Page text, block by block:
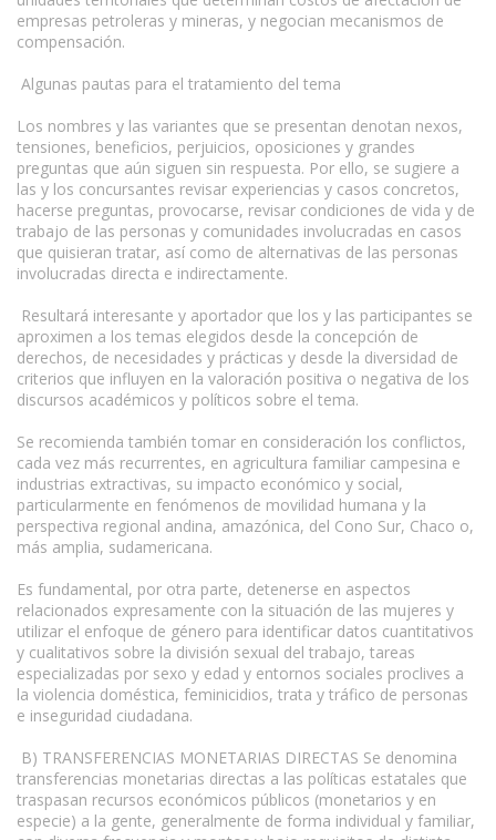
empresas petroleras y mineras, y negocian mecanismos de
compensación.
Algunas pautas para el tratamiento del tema
Los nombres y las variantes que se presentan denotan nexos,
tensiones, beneficios, perjuicios, oposiciones y grandes
preguntas que aún siguen sin respuesta. Por ello, se sugiere a
las y los concursantes revisar experiencias y casos concretos,
hacerse preguntas, provocarse, revisar condiciones de vida y de
trabajo de las personas y comunidades involucradas en casos
que quisieran tratar, así como de alternativas de las personas
involucradas directa e indirectamente.
Resultará interesante y aportador que los y las participantes se
aproximen a los temas elegidos desde la concepción de
derechos, de necesidades y prácticas y desde la diversidad de
criterios que influyen en la valoración positiva o negativa de los
discursos académicos y políticos sobre el tema.
Se recomienda también tomar en consideración los conflictos,
cada vez más recurrentes, en agricultura familiar campesina e
industrias extractivas, su impacto económico y social,
particularmente en fenómenos de movilidad humana y la
perspectiva regional andina, amazónica, del Cono Sur, Chaco o,
más amplia, sudamericana.
Es fundamental, por otra parte, detenerse en aspectos
relacionados expresamente con la situación de las mujeres y
utilizar el enfoque de género para identificar datos cuantitativos
y cualitativos sobre la división sexual del trabajo, tareas
especializadas por sexo y edad y entornos sociales proclives a
la violencia doméstica, feminicidios, trata y tráfico de personas
e inseguridad ciudadana.
B) TRANSFERENCIAS MONETARIAS DIRECTAS Se denomina
transferencias monetarias directas a las políticas estatales que
traspasan recursos económicos públicos (monetarios y en
especie) a la gente, generalmente de forma individual y familiar,